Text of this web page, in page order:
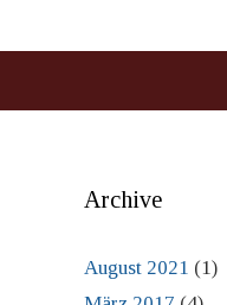
Archive
August 2021 (1)